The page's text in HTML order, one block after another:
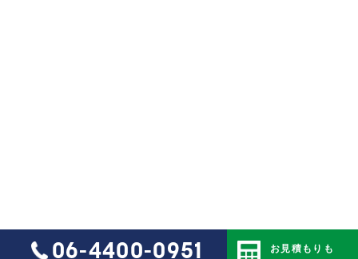
06-4400-0951
お見積もりも